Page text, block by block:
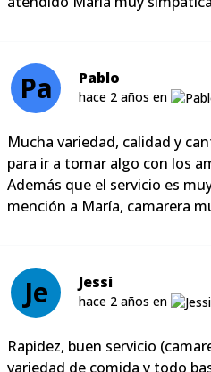
Pa Pablo
hace 2 años en
Mucha variedad, calidad y
para ir a tomar algo con los
Además que el servicio es
mención a María, camarera
Je Jessi
hace 2 años en
Rapidez, buen servicio
variedad de comida y todo